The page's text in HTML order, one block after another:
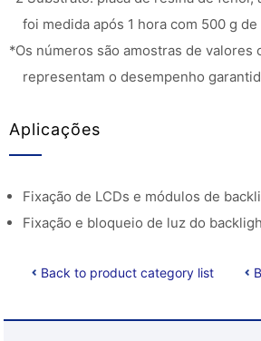
foi medida após 1 hora com 500 g de
*Os números são amostras de valores
representam o desempenho
Aplicações
Fixação de LCDs e módulos de
Fixação e bloqueio de luz do
Back to product category list